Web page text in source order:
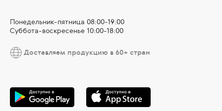
Понедельник-пятница 08:00-19:00
Суббота-воскресенье 10:00-18:00
Доставляем продукцию в 60+ стран